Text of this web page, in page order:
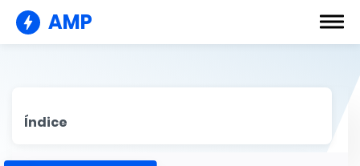
AMP
Índice